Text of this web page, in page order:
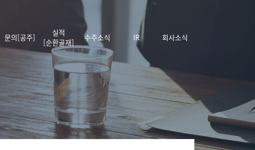
문의[공주]
실적
[순환골재]
수주소식 IR 회사소식